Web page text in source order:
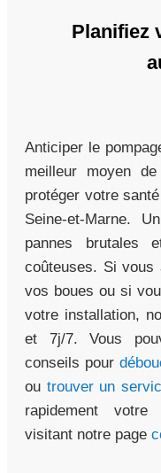
Planifiez
Anticiper le
meilleur moyen
protéger votre
Seine-et-Marne.
pannes brutales
coûteuses. Si
vos boues ou si
votre installation,
et 7j/7. Vous
conseils pour
ou trouver un
rapidement votre
visitant notre page